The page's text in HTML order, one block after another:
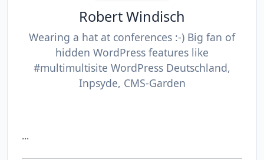
Robert Windisch
Wearing a hat at conferences :-) Big fan of
hidden WordPress features like
#multimultisite WordPress Deutschland,
Inpsyde, CMS-Garden
...